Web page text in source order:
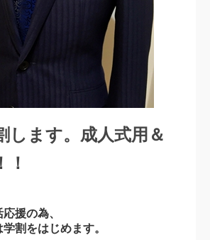
します。成人式用＆
！
援の為、
割をはじめます。